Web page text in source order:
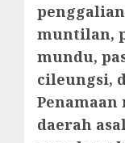
muntilan,
mundu,
cileungsi,
daerah